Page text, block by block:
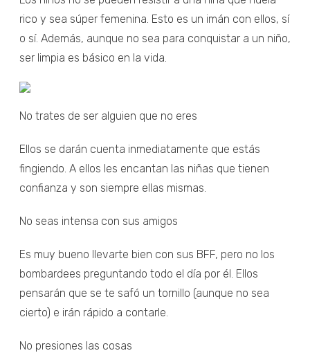
rico y sea súper femenina. Esto es un imán con ellos, sí
o sí. Además, aunque no sea para conquistar a un niño,
ser limpia es básico en la vida.
No trates de ser alguien que no eres
Ellos se darán cuenta inmediatamente que estás
fingiendo. A ellos les encantan las niñas que tienen
confianza y son siempre ellas mismas.
No seas intensa con sus amigos
Es muy bueno llevarte bien con sus BFF, pero no los
bombardees preguntando todo el día por él. Ellos
pensarán que se te safó un tornillo (aunque no sea
cierto) e irán rápido a contarle.
No presiones las cosas